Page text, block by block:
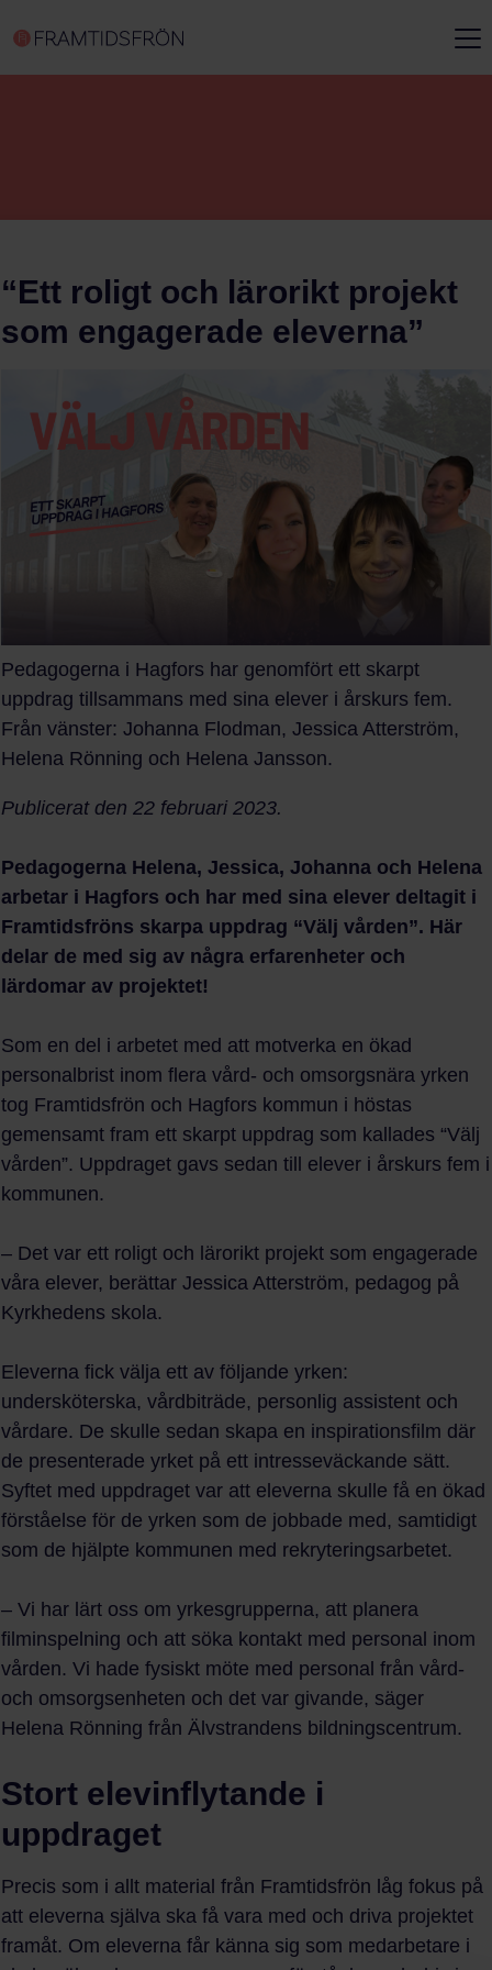
“Ett roligt och lärorikt projekt
som engagerade eleverna”
Pedagogerna i Hagfors har genomfört ett skarpt
uppdrag tillsammans med sina elever i årskurs fem.
Från vänster: Johanna Flodman, Jessica Atterström,
Helena Rönning och Helena Jansson.
Publicerat den 22 februari 2023.
Pedagogerna Helena, Jessica, Johanna och Helena
arbetar i Hagfors och har med sina elever deltagit i
Framtidsfröns skarpa uppdrag “Välj vården”. Här
delar de med sig av några erfarenheter och
lärdomar av projektet!
Som en del i arbetet med att motverka en ökad
personalbrist inom flera vård- och omsorgsnära yrken
tog Framtidsfrön och Hagfors kommun i höstas
gemensamt fram ett skarpt uppdrag som kallades “Välj
vården”. Uppdraget gavs sedan till elever i årskurs fem i
kommunen.
– Det var ett roligt och lärorikt projekt som engagerade
våra elever, berättar Jessica Atterström, pedagog på
Kyrkhedens skola.
Eleverna fick välja ett av följande yrken:
undersköterska, vårdbiträde, personlig assistent och
vårdare. De skulle sedan skapa en inspirationsfilm där
de presenterade yrket på ett intresseväckande sätt.
Syftet med uppdraget var att eleverna skulle få en ökad
förståelse för de yrken som de jobbade med, samtidigt
som de hjälpte kommunen med rekryteringsarbetet.
– Vi har lärt oss om yrkesgrupperna, att planera
filminspelning och att söka kontakt med personal inom
vården. Vi hade fysiskt möte med personal från vård-
och omsorgsenheten och det var givande, säger
Helena Rönning från Älvstrandens bildningscentrum.
Stort elevinflytande i
uppdraget
Precis som i allt material från Framtidsfrön låg fokus på
att eleverna själva ska få vara med och driva projektet
framåt. Om eleverna får känna sig som medarbetare i